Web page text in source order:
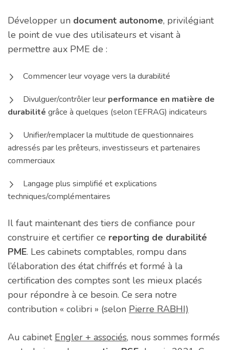
Développer un document autonome, privilégiant
le point de vue des utilisateurs et visant à
permettre aux PME de :
Commencer leur voyage vers la durabilité
Divulguer/contrôler leur performance en matière de
durabilité grâce à quelques (selon l’EFRAG) indicateurs
Unifier/remplacer la multitude de questionnaires
adressés par les prêteurs, investisseurs et partenaires
commerciaux
Langage plus simplifié et explications
techniques/complémentaires
Il faut maintenant des tiers de confiance pour
construire et certifier ce reporting de durabilité
PME. Les cabinets comptables, rompu dans
l’élaboration des état chiffrés et formé à la
certification des comptes sont les mieux placés
pour répondre à ce besoin. Ce sera notre
contribution « colibri » (selon Pierre RABHI)
Au cabinet Engler + associés, nous sommes formés